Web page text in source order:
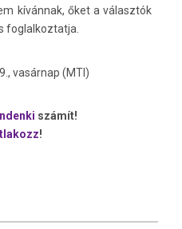
kívánnak, őket a választók
foglalkoztatja.
vasárnap (MTI)
számít!
!